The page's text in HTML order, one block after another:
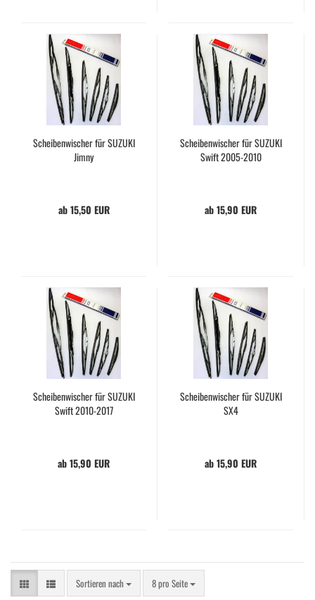
Scheibenwischer für SUZUKI
Jimny
ab 15,50 EUR
Scheibenwischer für SUZUKI
Swift 2005-2010
ab 15,90 EUR
Scheibenwischer für SUZUKI
Swift 2010-2017
ab 15,90 EUR
Scheibenwischer für SUZUKI
SX4
ab 15,90 EUR
Sortieren nach
Sortieren nach 8 pro Seite
pro Seite